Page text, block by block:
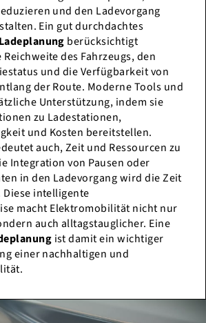
und den Ladevorgang
Ein gut durchdachtes
Ladeplanung berücksichtigt
des Fahrzeugs, den
und die Verfügbarkeit von
der Route. Moderne Tools und
Unterstützung, indem sie
zu Ladestationen,
und Kosten bereitstellen.
auch, Zeit und Ressourcen zu
Integration von Pausen oder
in den Ladevorgang wird die Zeit
intelligente
macht Elektromobilität nicht nur
auch alltagstauglicher. Eine
ist damit ein wichtiger
einer nachhaltigen und